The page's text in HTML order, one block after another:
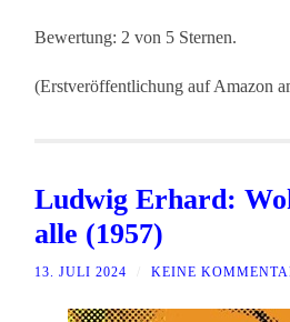
Bewertung: 2 von 5 Sternen.
(Erstveröffentlichung auf Amazon
Ludwig Erhard:
alle (1957)
13. JULI 2024 KEINE